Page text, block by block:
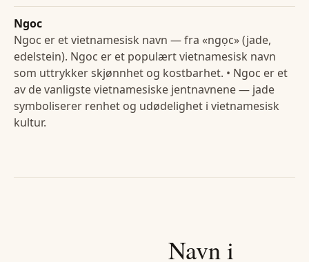
Ngoc
Ngoc er et vietnamesisk navn — fra «ngọc» (jade,
edelstein). Ngoc er et populært vietnamesisk navn
som uttrykker skjønnhet og kostbarhet. • Ngoc er et
av de vanligste vietnamesiske jentnavnene — jade
symboliserer renhet og udødelighet i vietnamesisk
kultur.
Navn i